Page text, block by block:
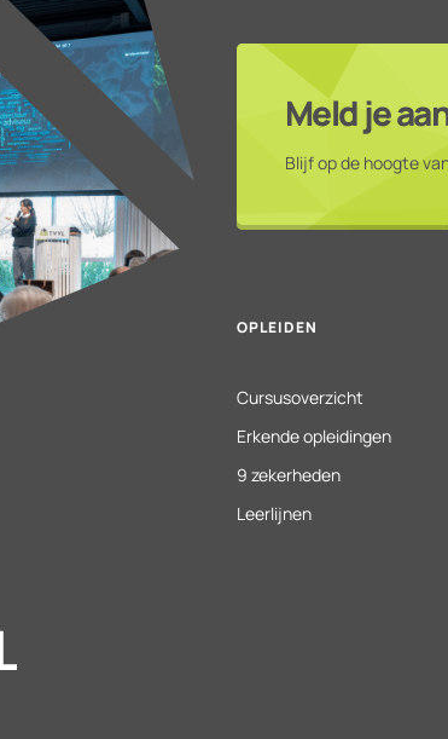
Meld je
Blijf op de hoogte
OPLEIDEN
Cursusoverzicht
Erkende opleidingen
9 zekerheden
Leerlijnen